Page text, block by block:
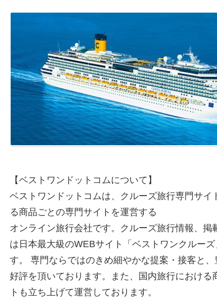
【ベストワンドットコムについて】
ベストワンドットコムは、クルーズ旅行専門サイ
る商品ごとの専門サイトを運営する
オンライン旅行会社です。クルーズ旅行情報、掲
は日本最大級のWEBサイト「ベストワンクルー
す。 専門ならではのきめ細やかな提案・接客と
好評を頂いております。また、国内旅行における
トも立ち上げて運営しております。